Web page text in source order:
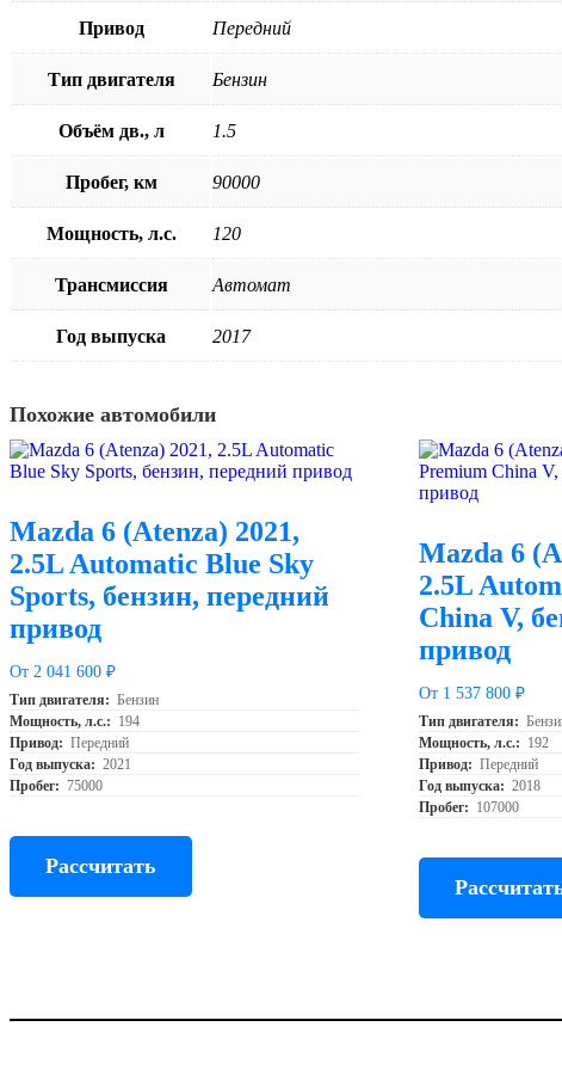
Привод Передний
Тип двигателя Бензин
Объём дв., л 1.5
Пробег, км 90000
Мощность, л.с. 120
Трансмиссия Автомат
Год выпуска 2017
Похожие автомобили
Mazda 6 (Atenza) 2021,
2.5L Automatic Blue Sky
Sports, бензин, передний
привод
От 2 041 600 ₽
Тип двигателя: Бензин
Мощность, л.с.: 194
Привод: Передний
Год выпуска: 2021
Пробег: 75000
Рассчитать
Mazda 6
2.5L
China V,
привод
От 1 537 800 ₽
Тип двигателя:
Мощность, л.с.: 192
Привод: Передний
Год выпуска: 2018
Пробег: 107000